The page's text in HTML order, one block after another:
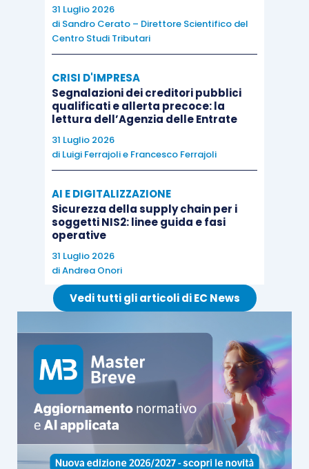
eccepire, a titolo prudenziale, soltanto la
di legittimazione passivamentre nella
dovranno rappresentare che l’atto, emesso nei
confronti della società, è invalido in quanto
fondato su unanorma illegittima
permette la sua impugnazione da parte della
società estinta, oltre che attuata in assenza di
una precisa delega da parte della Legge 23/2014
e, pertanto, non risulta essere riscontrabile
alcuna responsabilitàex articolo 36 del D.P.R.
obiettare che la motivazione pretesa dal
menzionato articolo 36 afferisce a circostanze
manifestatesiantecedentementeall’estinzione
31 Luglio 2026
di Sandro Cerato – Direttore Scientifico del
Centro Studi Tributari
CRISI D'IMPRESA
Segnalazioni dei creditori pubblici
qualificati e allerta precoce: la
lettura dell’Agenzia delle Entrate
31 Luglio 2026
di Luigi Ferrajolie Francesco Ferrajoli
AI E DIGITALIZZAZIONE
Sicurezza della supply chain per i
soggetti NIS2: linee guida e fasi
operative
31 Luglio 2026
diAndrea Onori
Vedi tutti gli articoli di EC News